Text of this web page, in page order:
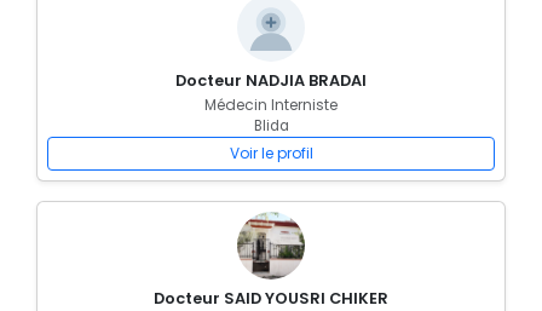
Docteur NADJIA BRADAI
Médecin Interniste
Blida
Voir le profil
Docteur SAID YOUSRI CHIKER